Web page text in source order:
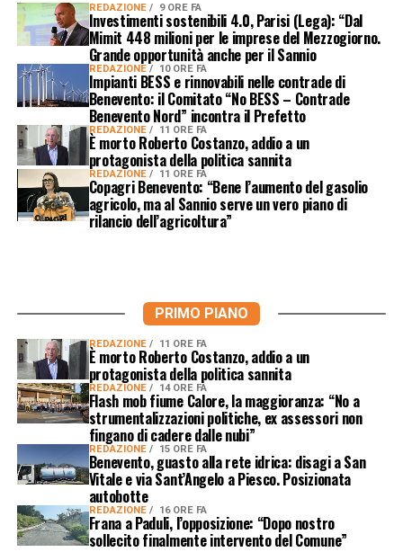
REDAZIONE 9 ORE FA
Investimenti sostenibili 4.0, Parisi (Lega): “Dal
Mimit 448 milioni per le imprese del Mezzogiorno.
Grande opportunità anche per il Sannio
REDAZIONE 10 ORE FA
Impianti BESS e rinnovabili nelle contrade di
Benevento: il Comitato “No BESS – Contrade
Benevento Nord” incontra il Prefetto
REDAZIONE 11 ORE FA
È morto Roberto Costanzo, addio a un
protagonista della politica sannita
REDAZIONE 11 ORE FA
Copagri Benevento: “Bene l’aumento del gasolio
agricolo, ma al Sannio serve un vero piano di
rilancio dell’agricoltura”
PRIMO PIANO
REDAZIONE 11 ORE FA
È morto Roberto Costanzo, addio a un
protagonista della politica sannita
REDAZIONE 14 ORE FA
Flash mob fiume Calore, la maggioranza: “No a
strumentalizzazioni politiche, ex assessori non
fingano di cadere dalle nubi”
REDAZIONE 15 ORE FA
Benevento, guasto alla rete idrica: disagi a San
Vitale e via Sant’Angelo a Piesco. Posizionata
autobotte
REDAZIONE 16 ORE FA
Frana a Paduli, l’opposizione: “Dopo nostro
sollecito finalmente intervento del Comune”